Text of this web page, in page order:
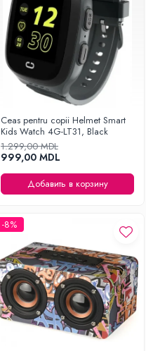
Ceas pentru copii Helmet Smart
Kids Watch 4G-LT31, Black
1.299,00 MDL
999,00 MDL
Добавить в корзину
-8%